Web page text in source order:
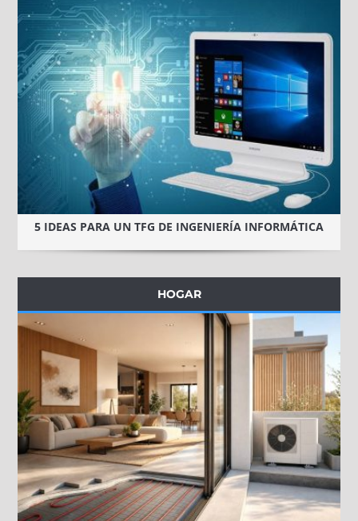
5 IDEAS PARA UN TFG DE INGENIERÍA INFORMÁTICA
HOGAR